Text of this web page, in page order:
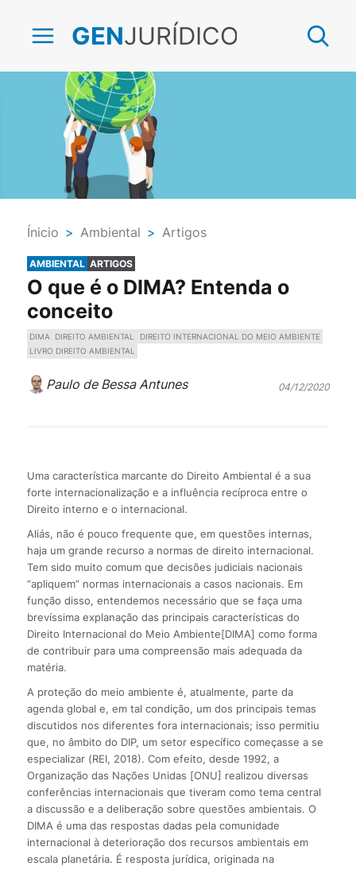
GENJURÍDICO
Ínicio > Ambiental > Artigos
AMBIENTAL ARTIGOS
O que é o DIMA? Entenda o
conceito
DIMA DIREITO AMBIENTAL
DIREITO INTERNACIONAL DO MEIO AMBIENTE
LIVRO DIREITO AMBIENTAL
Paulo de Bessa Antunes 04/12/2020
Uma característica marcante do Direito Ambiental é a sua
forte internacionalização e a influência recíproca entre o
Direito interno e o internacional.
Aliás, não é pouco frequente que, em questões internas,
haja um grande recurso a normas de direito internacional.
Tem sido muito comum que decisões judiciais nacionais
“apliquem” normas internacionais a casos nacionais. Em
função disso, entendemos necessário que se faça uma
brevíssima explanação das principais características do
Direito Internacional do Meio Ambiente[DIMA] como forma
de contribuir para uma compreensão mais adequada da
matéria.
A proteção do meio ambiente é, atualmente, parte da
agenda global e, em tal condição, um dos principais temas
discutidos nos diferentes fora internacionais; isso permitiu
que, no âmbito do DIP, um setor específico começasse a se
especializar (REI, 2018). Com efeito, desde 1992, a
Organização das Nações Unidas [ONU] realizou diversas
conferências internacionais que tiveram como tema central
a discussão e a deliberação sobre questões ambientais. O
DIMA é uma das respostas dadas pela comunidade
internacional à deterioração dos recursos ambientais em
escala planetária. É resposta jurídica, originada na